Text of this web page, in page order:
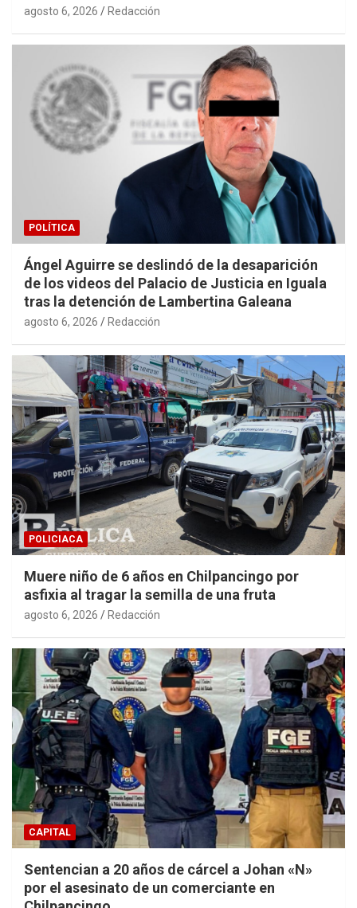
agosto 6, 2026 Redacción
POLÍTICA
Ángel Aguirre se deslindó de la desaparición
de los videos del Palacio de Justicia en Iguala
tras la detención de Lambertina Galeana
agosto 6, 2026 Redacción
POLICIACA
Muere niño de 6 años en Chilpancingo por
asfixia al tragar la semilla de una fruta
agosto 6, 2026 Redacción
CAPITAL
Sentencian a 20 años de cárcel a Johan «N»
por el asesinato de un comerciante en